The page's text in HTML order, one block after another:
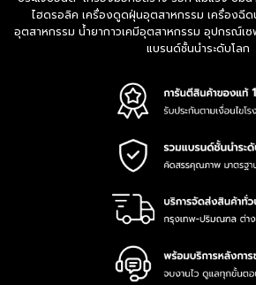
ไฮดรอลิค เครื่องดูดฝุ่นอุตสาหกรรม เครื่องฉีด
อุตสาหกรรม น้ำยากาวเคมีอุตสาหกรรม อุปกรณ์เ
แบรนด์ชั้นนำระดับโลก